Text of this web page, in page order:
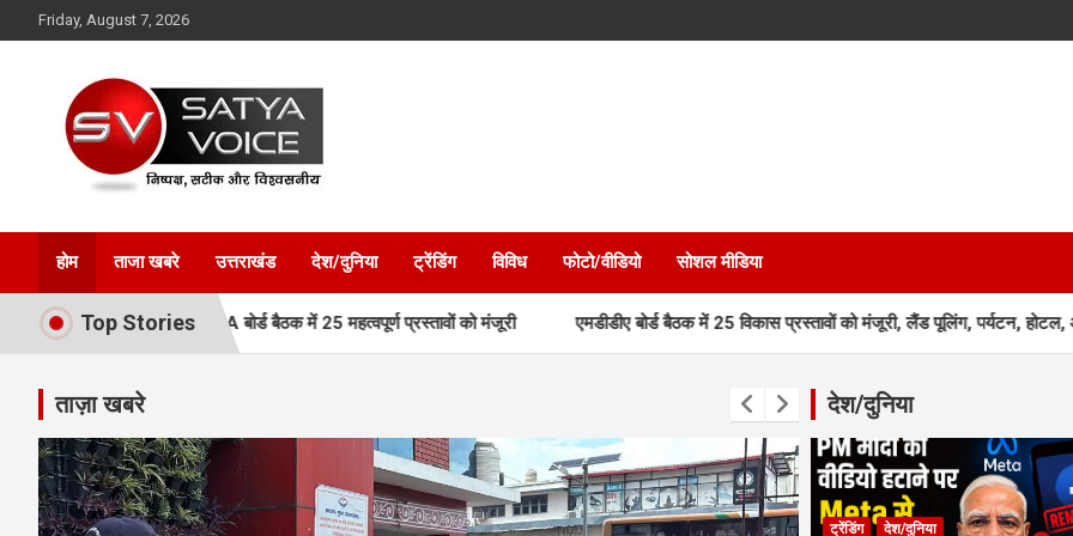
to
Friday, August 7, 2026
Satya Voice
होम ताजा खबरे उत्तराखंड देश/दुनिया ट्रेंडिंग विविध फोटो/वीडियो सोशल मीडिया
Top Stories
रफ्तार, MDDA बोर्ड बैठक में 25 महत्वपूर्ण प्रस्तावों को मंजूरी एमडीडीए बोर्ड बैठक में 25 विकास प्रस्तावों को मंजूरी, लैंड पूलिंग, पर्यटन, होटल, औद्योगिक भवन
ताज़ा खबरे देश/दुनिया
ट्रेंडिंग देश/दुनिया